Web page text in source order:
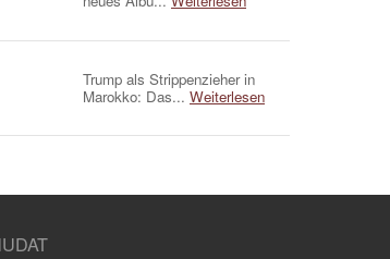
Trump als Strippenzieher in
Marokko: Das... Weiterlesen